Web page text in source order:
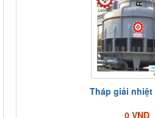
Tháp giải nhiệt
0 VND